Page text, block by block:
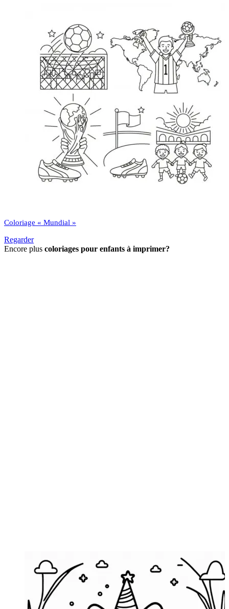
Coloriage « Mundial »
Regarder
Encore plus coloriages pour enfants à imprimer?